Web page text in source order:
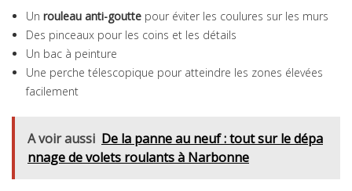
Un rouleau anti-gouttepour éviter les coulures sur les murs
Des pinceaux pour les coins et les détails
Un bac à peinture
Une perche télescopique pour atteindre les zones élevées
facilement
A voir aussi De la panne au neuf : tout sur le dépa
nnage de volets roulants à Narbonne